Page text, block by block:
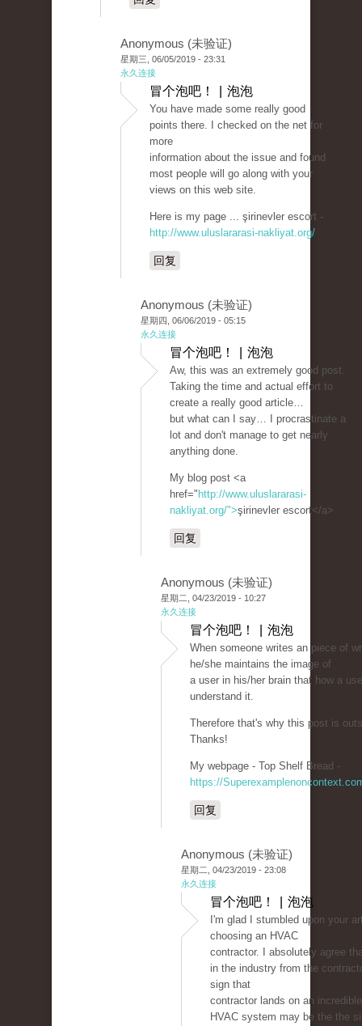
Anonymous (未验证)
星期三, 06/05/2019 - 23:31
永久连接
冒个泡吧！ | 泡泡
You have made some really good
points there. I checked on the net for
more
information about the issue and found
most people will go along with your
views on this web site.
Here is my page ... şirinevler escort -
http://www.uluslararasi-nakliyat.org/
回复
Anonymous (未验证)
星期四, 06/06/2019 - 05:15
永久连接
冒个泡吧！ | 泡泡
Aw, this was an extremely good post.
Taking the time and actual effort to
create a really good article…
but what can I say… I procrastinate a
lot and don't manage to get nearly
anything done.
My blog post <a
href=" http://www.uluslararasi-
nakliyat.org/">şirinevler escort</a>
回复
Anonymous (未验证)
星期二, 04/23/2019 - 10:27
永久连接
冒个泡吧！ | 泡泡
When someone writes an piece of
he/she maintains the image of
a user in his/her brain that how a
understand it.
Therefore that's why this post is
Thanks!
My webpage - Top Shelf Bread -
https://
回复
Anonymous (未验证)
星期二, 04/23/2019 - 23:08
永久连接
冒个泡吧！ | 泡泡
I'm glad I stumbled upon your
choosing an HVAC
contractor. I absolutely agree
in the industry from the
sign that
contractor lands on an
HVAC system may be the the